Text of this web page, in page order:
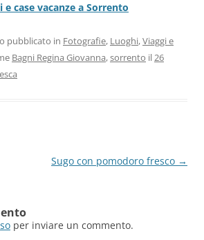
case vacanze a Sorrento
pubblicato in Fotografie, Luoghi,Viaggi e
Bagni Regina Giovanna,sorrento il26
Sugo con pomodoro fresco →
per inviare un commento.